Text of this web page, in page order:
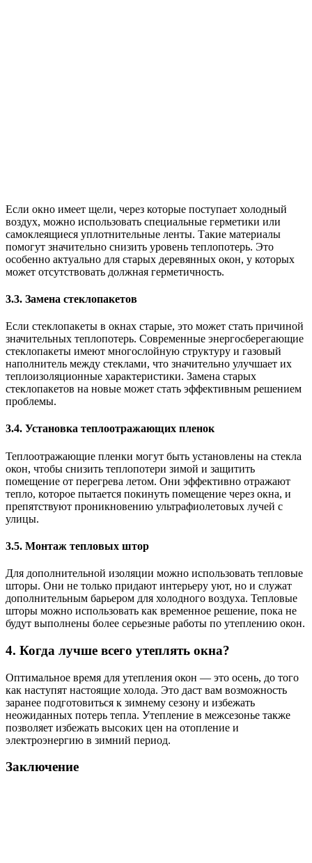
Если окно имеет щели, через которые поступает холодный
воздух, можно использовать специальные герметики или
самоклеящиеся уплотнительные ленты. Такие материалы
помогут значительно снизить уровень теплопотерь. Это
особенно актуально для старых деревянных окон, у которых
может отсутствовать должная герметичность.
3.3. Замена стеклопакетов
Если стеклопакеты в окнах старые, это может стать причиной
значительных теплопотерь. Современные энергосберегающие
стеклопакеты имеют многослойную структуру и газовый
наполнитель между стеклами, что значительно улучшает их
теплоизоляционные характеристики. Замена старых
стеклопакетов на новые может стать эффективным решением
проблемы.
3.4. Установка теплоотражающих пленок
Теплоотражающие пленки могут быть установлены на стекла
окон, чтобы снизить теплопотери зимой и защитить
помещение от перегрева летом. Они эффективно отражают
тепло, которое пытается покинуть помещение через окна, и
препятствуют проникновению ультрафиолетовых лучей с
улицы.
3.5. Монтаж тепловых штор
Для дополнительной изоляции можно использовать тепловые
шторы. Они не только придают интерьеру уют, но и служат
дополнительным барьером для холодного воздуха. Тепловые
шторы можно использовать как временное решение, пока не
будут выполнены более серьезные работы по утеплению окон.
4. Когда лучше всего утеплять окна?
Оптимальное время для утепления окон — это осень, до того
как наступят настоящие холода. Это даст вам возможность
заранее подготовиться к зимнему сезону и избежать
неожиданных потерь тепла. Утепление в межсезонье также
позволяет избежать высоких цен на отопление и
электроэнергию в зимний период.
Заключение